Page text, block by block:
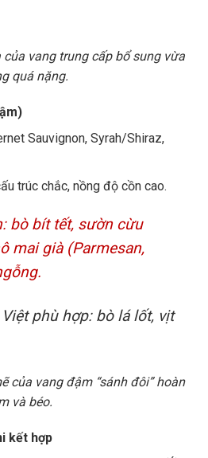
vang trung cấp bổ sung vừa
quá nặng.
Sauvignon, Syrah/Shiraz,
trúc chắc, nồng độ cồn cao.
bò bít tết, sườn cừu
mai già (Parmesan,
phù hợp: bò lá lốt, vịt
của vang đậm “sánh đôi” hoàn
và béo.
kết hợp